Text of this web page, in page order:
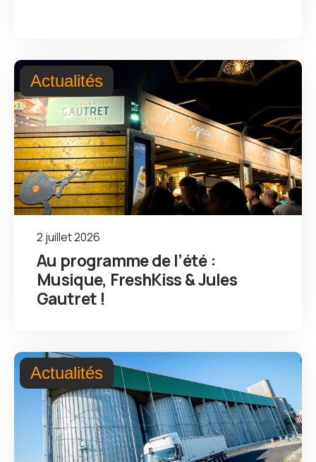
Actualités
2 juillet 2026
Au programme de l’été :
Musique, FreshKiss & Jules
Gautret !
Actualités